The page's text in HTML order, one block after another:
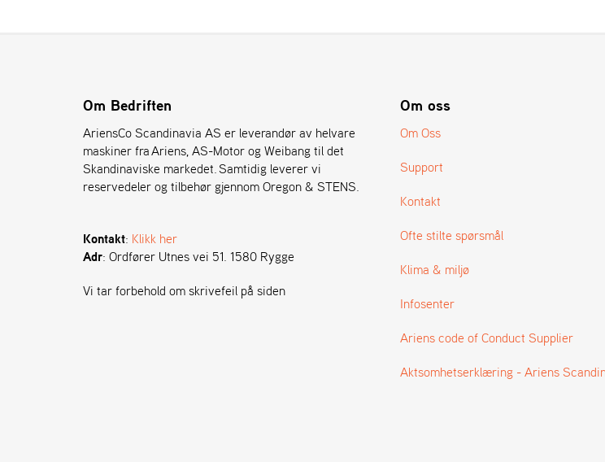
Om Bedriften
AriensCo Scandinavia AS er leverandør av helvare
maskiner fra Ariens, AS-Motor og Weibang til det
Skandinaviske markedet. Samtidig leverer vi
reservedeler og tilbehør gjennom Oregon & STENS.
Kontakt: Klikk her
Adr: Ordfører Utnes vei 51. 1580 Rygge
Vi tar forbehold om skrivefeil på siden
Om oss
Om Oss
Support
Kontakt
Ofte stilte spørsmål
Klima & miljø
Infosenter
Ariens code of Conduct Supplier
Aktsomhetserklæring - Ariens